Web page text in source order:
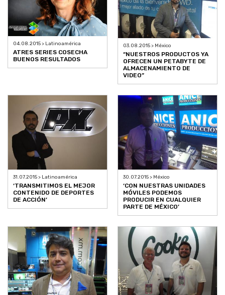
04.08.2015 > Latinoamérica
ATRES SERIES COSECHA
BUENOS RESULTADOS
03.08.2015 > México
“NUESTROS PRODUCTOS YA
OFRECEN UN PETABYTE DE
ALMACENAMIENTO DE
VIDEO”
31.07.2015 > Latinoamérica
‘TRANSMITIMOS EL MEJOR
CONTENIDO DE DEPORTES
DE ACCIÓN’
30.07.2015 > México
‘CON NUESTRAS UNIDADES
MÓVILES PODEMOS
PRODUCIR EN CUALQUIER
PARTE DE MÉXICO’